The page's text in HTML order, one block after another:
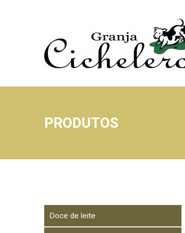
PRODUTOS
Doce de leite